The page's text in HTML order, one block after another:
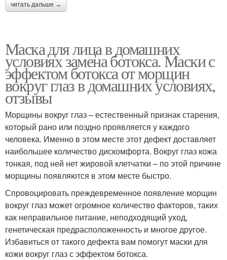
читать дальше →
Маска для лица в домашних
условиях замена ботокса. Маски с
эффектом ботокса от морщин
вокруг глаз в домашних условиях,
отзывы
Морщины вокруг глаз – естественный признак старения,
который рано или поздно проявляется у каждого
человека. Именно в этом месте этот дефект доставляет
наибольшее количество дискомфорта. Вокруг глаз кожа
тонкая, под ней нет жировой клетчатки – по этой причине
морщины появляются в этом месте быстро.
Спровоцировать преждевременное появление морщин
вокруг глаз может огромное количество факторов, таких
как неправильное питание, неподходящий уход,
генетическая предрасположенность и многое другое.
Избавиться от такого дефекта вам помогут маски для
кожи вокруг глаз с эффектом ботокса.